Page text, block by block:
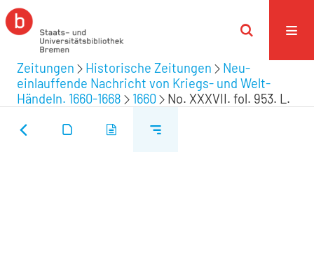
Zeitungen Historische Zeitungen
Neu-
einlauffende Nachricht von Kriegs- und Welt-
Händeln. 1660-1668
1660 No. XXXVII. fol. 953. L.